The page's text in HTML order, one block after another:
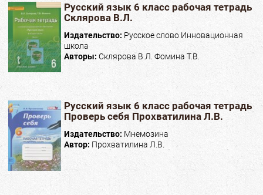
Русский язык 6 класс рабочая тетрадь
Склярова В.Л.
Издательство: Русское слово Инновационная
школа
Авторы: Склярова В.Л. Фомина Т.В.
Русский язык 6 класс рабочая тетрадь
Проверь себя Прохватилина Л.В.
Издательство: Мнемозина
Автор: Прохватилина Л.В.